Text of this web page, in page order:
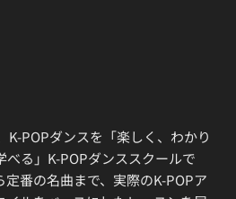
K-POPダンスを「楽しく、わかり
べる」K-POPダンススクールで
番の名曲まで、実際のK-POPア